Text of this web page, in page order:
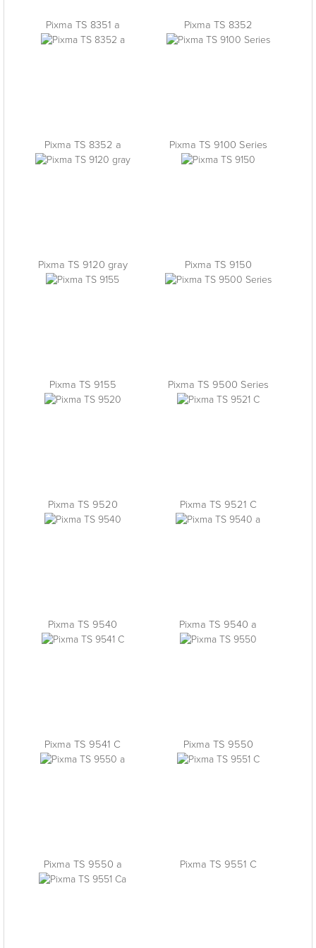
Pixma TS 8351 a Pixma TS 8352
Pixma TS 8352 a Pixma TS 9100 Series
Pixma TS 9120 gray Pixma TS 9150
Pixma TS 9155 Pixma TS 9500 Series
Pixma TS 9520 Pixma TS 9521 C
Pixma TS 9540 Pixma TS 9540 a
Pixma TS 9541 C Pixma TS 9550
Pixma TS 9550 a Pixma TS 9551 C